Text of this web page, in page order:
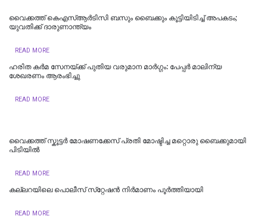
വൈക്കത്ത് കെഎസ്ആർടിസി ബസും ബൈക്കും കൂട്ടിയിടിച്ച് അപകടം;
യുവതിക്ക് ദാരുണാന്ത്യം
READ MORE
ഹരിത കർമ സേനയ്ക്ക് പുതിയ വരുമാന മാർഗ്ഗം: പേപ്പർ മാലിന്യ
ശേഖരണം ആരംഭിച്ചു
READ MORE
വൈക്കത്ത് സ്കൂട്ടർ മോഷണക്കേസ് പ്രതി മോഷ്ടിച്ച മറ്റൊരു ബൈക്കുമായി
പിടിയിൽ
READ MORE
കല്ലറയിലെ പൊലീസ് സ്‌റ്റേഷൻ നിർമാണം പൂർത്തിയായി
READ MORE